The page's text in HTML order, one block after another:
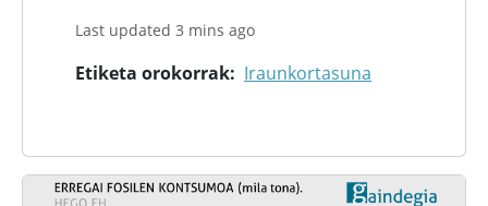
Last updated 3 mins ago
Etiketa orokorrak Iraunkortasuna